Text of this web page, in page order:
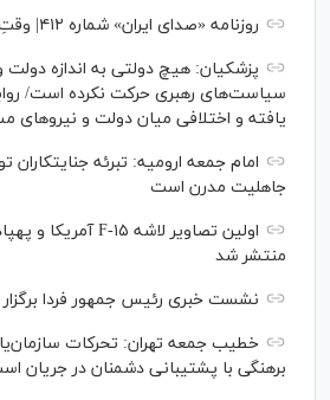
روزنامه «صدای ایران» شماره ۴۱۲| وقتِ خروج
پزشکیان: هیچ دولتی به اندازه
سیاست‌های رهبری حرکت نکرده است/
یافته و اختلافی میان دولت و نیروهای
امام جمعه ارومیه: تبرئه
جاهلیت مدرن است
منتشر شد
نشست خبری رئیس‌ جمهور فردا
خطیب جمعه تهران: تحرکات
برهنگی با پشتیبانی دشمنان در جریان